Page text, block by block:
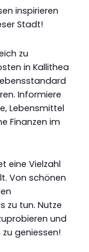
inspirieren
Stadt!
zu
in Kallithea
Informiere
Lebensmittel
Finanzen im
eine Vielzahl
Von schönen
zu tun. Nutze
und
geniessen!